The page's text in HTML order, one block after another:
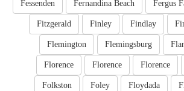
Fergus
Fernandina Beach
Fessenden
Findlay
Finley
Fitzgerald
Flemingsburg
Flemington
Florence
Florence
Florence
Floydada
Foley
Folkston